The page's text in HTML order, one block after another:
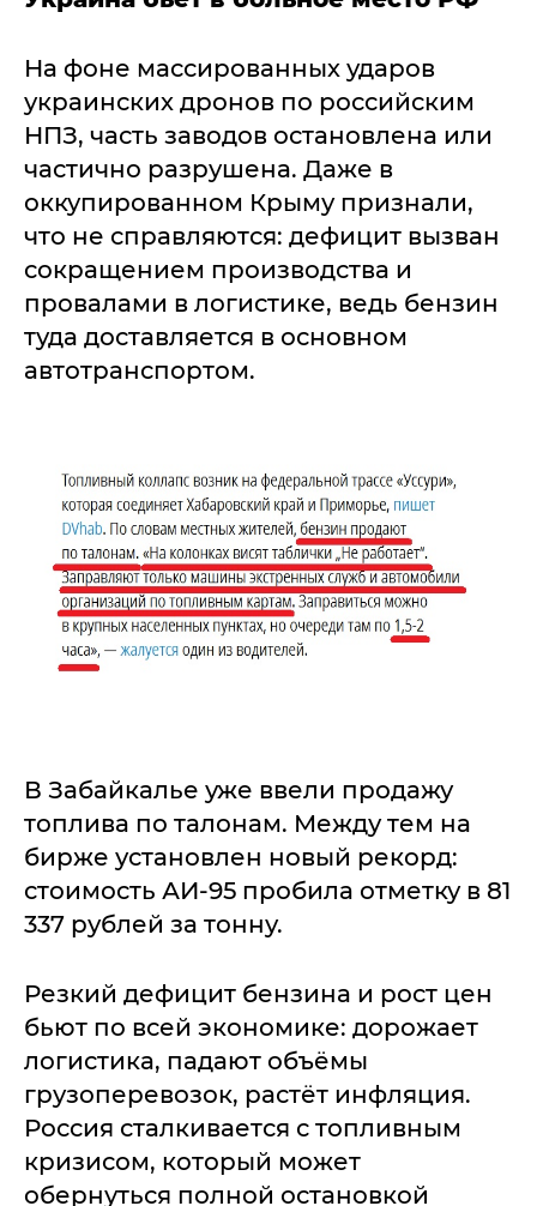
На фоне массированных ударов
украинских дронов по российским
НПЗ, часть заводов остановлена или
частично разрушена. Даже в
оккупированном Крыму признали,
что не справляются: дефицит вызван
сокращением производства и
провалами в логистике, ведь бензин
туда доставляется в основном
автотранспортом.
В Забайкалье уже ввели продажу
топлива по талонам. Между тем на
бирже установлен новый рекорд:
стоимость АИ-95 пробила отметку в 81
337 рублей за тонну.
Резкий дефицит бензина и рост цен
бьют по всей экономике: дорожает
логистика, падают объёмы
грузоперевозок, растёт инфляция.
Россия сталкивается с топливным
кризисом, который может
обернуться полной остановкой